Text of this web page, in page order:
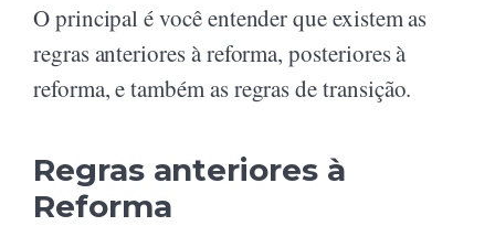
O principal é você entender que existem as
regras anteriores à reforma, posteriores à
reforma, e também as regras de transição.
Regras anteriores à
Reforma